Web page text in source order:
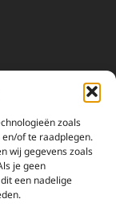
zoals
of te raadplegen.
wij gegevens zoals
je geen
een nadelige